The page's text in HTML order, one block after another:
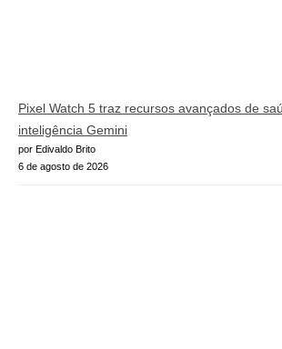
Pixel Watch 5 traz recursos avançados de
inteligência Gemini
por Edivaldo Brito
6 de agosto de 2026